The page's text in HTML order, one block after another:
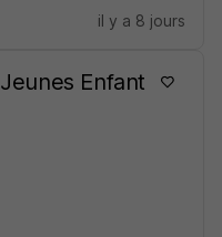
il y a 8 jours
Enfant